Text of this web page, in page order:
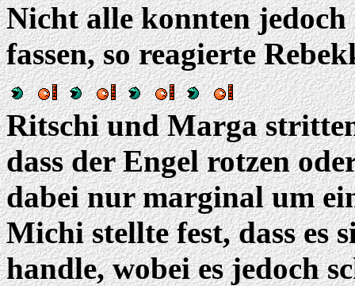
Nicht alle konnten
fassen, so reagierte
Ritschi und Marga
dass der Engel rotzen
dabei nur marginal um
Michi stellte fest, dass es
handle, wobei es jedoch